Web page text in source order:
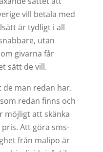
vill betala med
är tydligt i all
utan
givarna får
sätt de vill.
de man redan har.
redan finns och
möjligt att skänka
Att göra sms-
från malipo är